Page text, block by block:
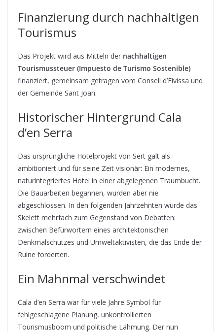
Finanzierung durch nachhaltigen
Tourismus
Das Projekt wird aus Mitteln der nachhaltigen
Tourismussteuer (Impuesto de Turismo Sostenible)
finanziert, gemeinsam getragen vom Consell d’Eivissa und
der Gemeinde Sant Joan.
Historischer Hintergrund Cala
d’en Serra
Das ursprüngliche Hotelprojekt von Sert galt als
ambitioniert und für seine Zeit visionär: Ein modernes,
naturintegriertes Hotel in einer abgelegenen Traumbucht.
Die Bauarbeiten begannen, wurden aber nie
abgeschlossen. In den folgenden Jahrzehnten wurde das
Skelett mehrfach zum Gegenstand von Debatten:
zwischen Befürwortern eines architektonischen
Denkmalschutzes und Umweltaktivisten, die das Ende der
Ruine forderten.
Ein Mahnmal verschwindet
Cala d’en Serra war für viele Jahre Symbol für
fehlgeschlagene Planung, unkontrollierten
Tourismusboom und politische Lähmung. Der nun